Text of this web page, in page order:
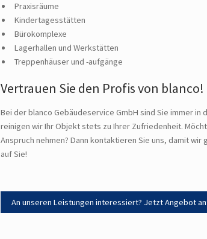
Praxisräume
Kindertagesstätten
Bürokomplexe
Lagerhallen und Werkstätten
Treppenhäuser und -aufgänge
Vertrauen Sie den Profis von blanco!
Bei der blanco Gebäudeservice GmbH sind Sie immer
reinigen wir Ihr Objekt stets zu Ihrer Zufriedenheit.
Anspruch nehmen? Dann kontaktieren Sie uns, damit
auf Sie!
An unseren Leistungen interessiert? Jetzt Angebot